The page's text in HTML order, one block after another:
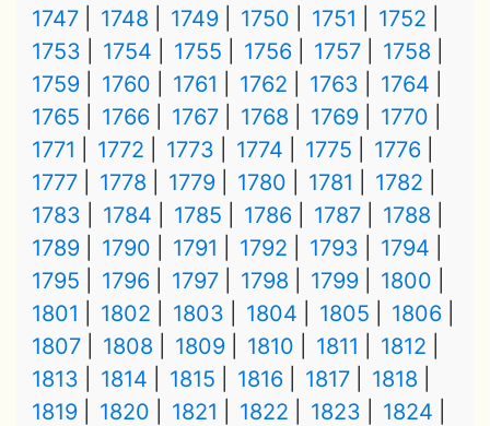
1747
1748 1749 1750 1751
1752
1753
1754 1755 1756 1757
1758
1759
1760 1761 1762 1763
1764
1765
1766 1767 1768 1769
1770
1771
1772 1773 1774 1775
1776
1777
1778 1779 1780 1781
1782
1783
1784 1785 1786 1787
1788
1789
1790 1791 1792 1793
1794
1795
1796 1797 1798 1799
1800
1801
1802 1803 1804 1805
1806
1807
1808 1809 1810 1811
1812
1813
1814 1815 1816 1817
1818
1819
1820 1821 1822 1823
1824